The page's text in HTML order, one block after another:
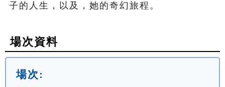
子的人生，以及，她的奇幻旅程。
場次資料
場次: